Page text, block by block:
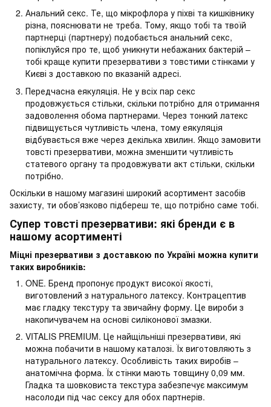
Анальний секс. Те, що мікрофлора у піхві та кишківнику
різна, пояснювати не треба. Тому, якщо тобі та твоїй
партнерці (партнеру) подобається анальний секс,
попіклуйся про те, щоб уникнути небажаних бактерій –
тобі краще купити презервативи з товстими стінками у
Києві з доставкою по вказаній адресі.
Передчасна еякуляція. Не у всіх пар секс
продовжується стільки, скільки потрібно для отримання
задоволення обома партнерами. Через тонкий латекс
підвищується чутливість члена, тому еякуляція
відбувається вже через декілька хвилин. Якщо замовити
товсті презервативи, можна зменшити чутливість
статевого органу та продовжувати акт стільки, скільки
потрібно.
Оскільки в нашому магазині широкий асортимент засобів
захисту, ти обов’язково підбереш те, що потрібно саме тобі.
Супер товсті презервативи: які бренди є в
нашому асортименті
Міцні презервативи з доставкою по Україні можна купити
таких виробників:
ONE. Бренд пропонує продукт високої якості,
виготовлений з натурального латексу. Контрацептив
має гладку текстуру та звичайну форму. Це вироби з
накопичувачем на основі силіконової змазки.
VITALIS PREMIUM. Це найщільніші презервативи, які
можна побачити в нашому каталозі. Їх виготовляють з
натурального латексу. Особливість таких виробів –
анатомічна форма. Їх стінки мають товщину 0,09 мм.
Гладка та шовковиста текстура забезпечує максимум
насолоди під час сексу для обох партнерів.